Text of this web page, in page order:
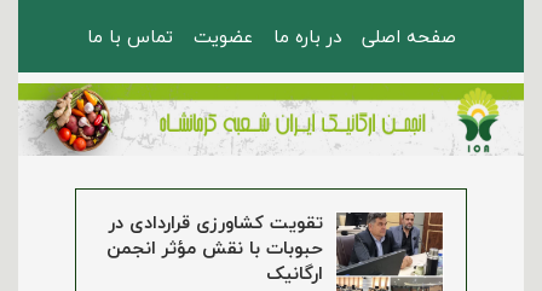
صفحه اصلی در باره ما عضویت تماس با ما
تقویت کشاورزی قراردادی در
حبوبات با نقش مؤثر انجمن
ارگانیک